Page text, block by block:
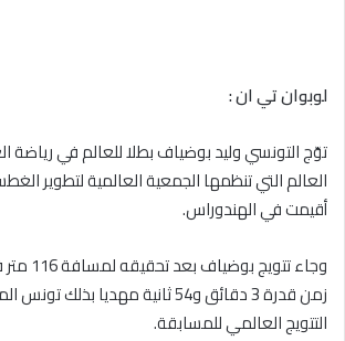
لوبوان تي ان :
توّج التونسي وليد بوضياف بطلا للعالم في
أقيمت في الهندوراس.
وجاء
زمن قدرة 3 دقائق و54 ثانية مهديا بذلك
التتويج العالمي للمسابقة.